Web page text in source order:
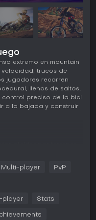
extremo en mountain
trucos de
jugadores recorren
llenos de saltos,
control preciso de la bici
a la bajada y construir
giros, flips, whips y
distinto, por lo que
reales y
roguelike al conceder
Multi-player PvP
player Stats